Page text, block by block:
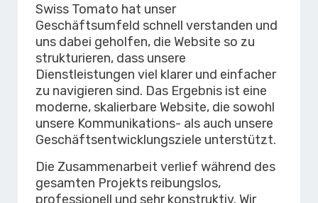
Swiss Tomato hat unser
Geschäftsumfeld schnell verstanden und
uns dabei geholfen, die Website so zu
strukturieren, dass unsere
Dienstleistungen viel klarer und einfacher
zu navigieren sind. Das Ergebnis ist eine
moderne, skalierbare Website, die sowohl
unsere Kommunikations- als auch unsere
Geschäftsentwicklungsziele unterstützt.
Die Zusammenarbeit verlief während des
gesamten Projekts reibungslos,
professionell und sehr konstruktiv. Wir